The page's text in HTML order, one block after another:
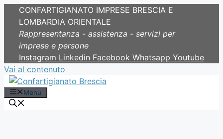
CONFARTIGIANATO IMPRESE BRESCIA E
LOMBARDIA ORIENTALE
Rappresentanza - assistenza - servizi per
imprese e persone
Instagram Linkedin Facebook Whatsapp Youtube
Vai al contenuto
Menu